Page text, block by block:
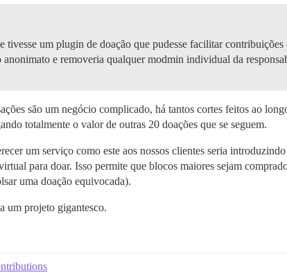
um plugin de doação que pudesse facilitar
e removeria qualquer modmin individual da
são um negócio complicado, há tantos cortes feitos ao
totalmente o valor de outras 20 doações que se seguem.
um serviço como este aos nossos clientes seria
para doar. Isso permite que blocos maiores sejam
uma doação equivocada).
um projeto gigantesco.